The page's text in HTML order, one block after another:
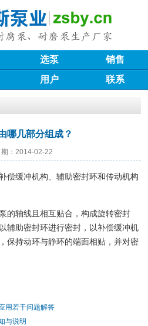
选泵
销售
用户 联系
哪几部分组成？
：2014-02-22
缓冲机构、辅助密封环和传动机构
轴线且相互贴合，构成旋转密封
辅助密封环进行密封，以补偿缓冲机
保持动环与静环的端面相贴，并对密
用若干问题解答
与说明